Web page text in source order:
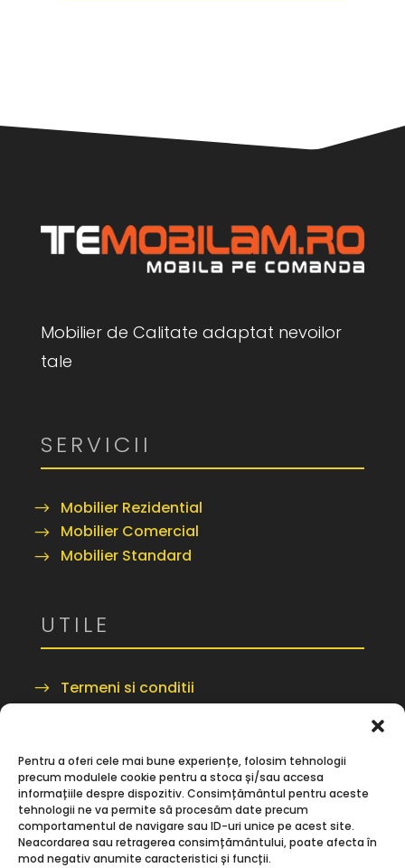
Pentru a oferi cele mai bune experiențe, folosim tehnologii
precum modulele cookie pentru a stoca și/sau accesa
informațiile despre dispozitiv. Consimțământul pentru aceste
tehnologii ne va permite să procesăm date precum
comportamentul de navigare sau ID-uri unice pe acest site.
Neacordarea sau retragerea consimțământului, poate afecta în
mod negativ anumite caracteristici și funcții.
Mobilier de Calitate adaptat nevoilor
tale
SERVICII
Mobilier Rezidential
Mobilier Comercial
Mobilier Standard
UTILE
Termeni si conditii
© 2026 TeMobilam.ro | Toate Drepturile